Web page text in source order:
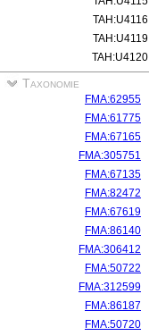
TAH:U4116
TAH:U4119
TAH:U4120
Taxonomie
FMA:62955
FMA:61775
FMA:67165
FMA:305751
FMA:67135
FMA:82472
FMA:67619
FMA:86140
FMA:306412
FMA:50722
FMA:312599
FMA:86187
FMA:50720